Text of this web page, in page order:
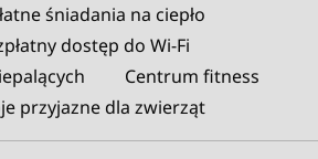
śniadania na ciepło
dostęp do Wi‑Fi
Centrum fitness
przyjazne dla zwierząt